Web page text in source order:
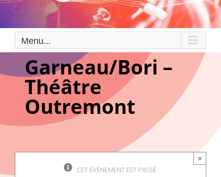
Menu...
Garneau/Bori –
Théâtre
Outremont
CET ÉVÈNEMENT EST PASSÉ.
×